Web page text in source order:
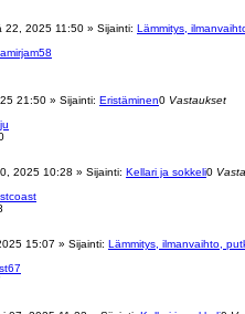
22, 2025 11:50 » Sijainti: Lämmitys,
21:50 » Sijainti: Eristäminen0 Vastaukset
2025 10:28 » Sijainti: Kellari ja sokkeli0
15:07 » Sijainti: Lämmitys, ilmanvaihto,